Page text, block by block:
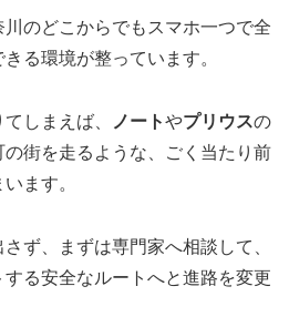
のどこからでもスマホ一つで全
る環境が整っています。
しまえば、 ノートやプリウスの
街を走るような、ごく当たり前
ます。
ず、まずは専門家へ相談して、
る安全なルートへと進路を変更